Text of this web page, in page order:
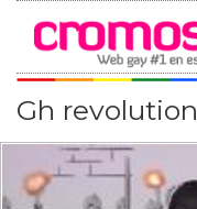
Gh revolution